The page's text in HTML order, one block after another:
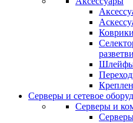
Коврики
Серверы и сетевое
Серверы и